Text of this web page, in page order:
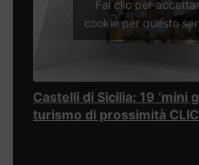
Fai clic per
cookie per questo
Castelli di Sicilia: 19 ‘mini
turismo di prossimità